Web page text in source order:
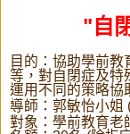
"自
目的：協助學前
等，對自閉症及特
運用不同的策略協
導師 ： 郭敏怡小姐
對象：學前教育老